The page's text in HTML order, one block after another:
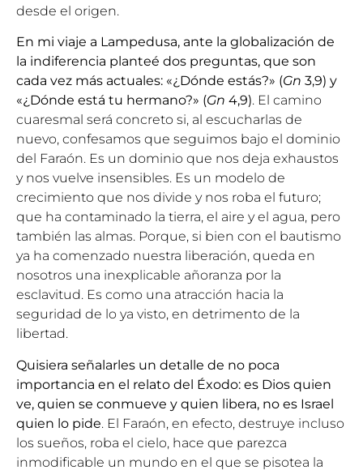
desde el origen.
En mi viaje a Lampedusa, ante la globalización de
la indiferencia planteé dos preguntas, que son
cada vez más actuales: «¿Dónde estás?» (Gn 3,9) y
«¿Dónde está tu hermano?» (Gn 4,9). El camino
cuaresmal será concreto si, al escucharlas de
nuevo, confesamos que seguimos bajo el dominio
del Faraón. Es un dominio que nos deja exhaustos
y nos vuelve insensibles. Es un modelo de
crecimiento que nos divide y nos roba el futuro;
que ha contaminado la tierra, el aire y el agua, pero
también las almas. Porque, si bien con el bautismo
ya ha comenzado nuestra liberación, queda en
nosotros una inexplicable añoranza por la
esclavitud. Es como una atracción hacia la
seguridad de lo ya visto, en detrimento de la
libertad.
Quisiera señalarles un detalle de no poca
importancia en el relato del Éxodo: es Dios quien
ve, quien se conmueve y quien libera, no es Israel
quien lo pide. El Faraón, en efecto, destruye incluso
los sueños, roba el cielo, hace que parezca
inmodificable un mundo en el que se pisotea la